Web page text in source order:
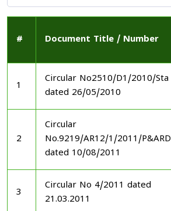
# Document Title / Number
1
Circular No2510/D1/2010/Sta
dated 26/05/2010
2
Circular
No.9219/AR12/1/2011/P&ARD
dated 10/08/2011
3
Circular No 4/2011 dated
21.03.2011